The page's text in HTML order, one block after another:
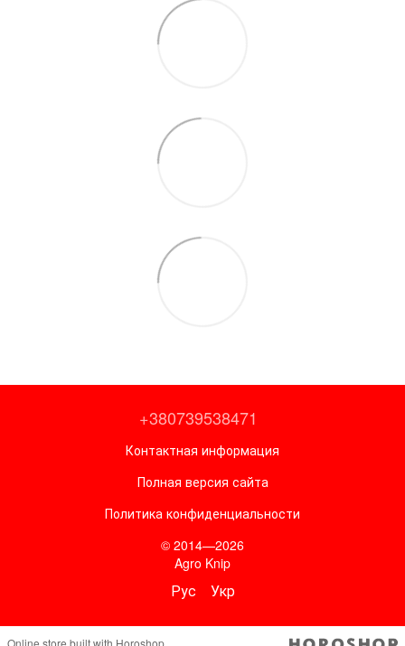
+380739538471
Контактная информация
Полная версия сайта
Политика конфиденциальности
© 2014—2026
Agro Knip
Рус Укр
Online store built with Horoshop